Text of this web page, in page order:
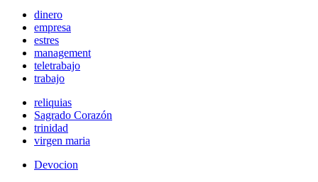
dinero
empresa
estres
management
teletrabajo
trabajo
reliquias
Sagrado Corazón
trinidad
virgen maria
Devocion